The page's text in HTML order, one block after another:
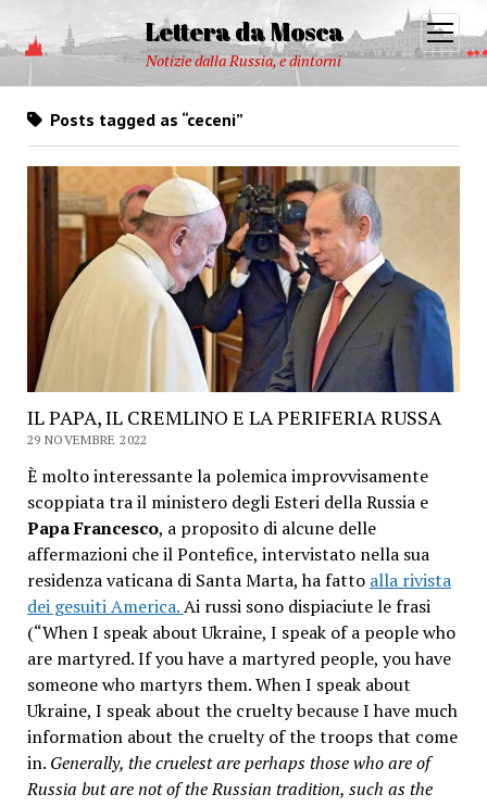
Lettera da Mosca
Notizie dalla Russia, e dintorni
open
menu
Posts tagged as “ceceni”
IL PAPA, IL CREMLINO E LA PERIFERIA RUSSA
29 NOVEMBRE 2022
È molto interessante la polemica improvvisamente
scoppiata tra il ministero degli Esteri della Russia e
Papa Francesco, a proposito di alcune delle
affermazioni che il Pontefice, intervistato nella sua
residenza vaticana di Santa Marta, ha fatto alla rivista
dei gesuiti America.Ai russi sono dispiaciute le frasi
(“When I speak about Ukraine, I speak of a people who
are martyred. If you have a martyred people, you have
someone who martyrs them. When I speak about
Ukraine, I speak about the cruelty because I have much
information about the cruelty of the troops that come
in. Generally, the cruelest are perhaps those who are of
Russia but are not of the Russian tradition, such as the